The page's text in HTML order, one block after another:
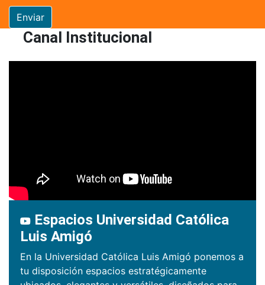
Enviar
Canal Institucional
Espacios Universidad Católica
Luis Amigó
En la Universidad Católica Luis Amigó ponemos a
tu disposición espacios estratégicamente